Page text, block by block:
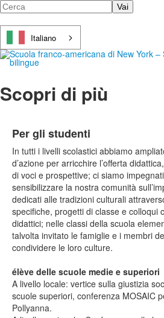
Cerca
Italiano
Scopri di più
Per gli studenti
In tutti i livelli scolastici abbiamo
d’azione per arricchire l’offerta
di voci e prospettive; ci siamo
sensibilizzare la nostra comunità
dedicati alle tradizioni culturali
specifiche, progetti di classe e colloqui
didattici; nelle classi della scuola
talvolta invitato le famiglie e i membri
condividere le loro culture.
élève delle scuole medie e superiori
A livello locale: vertice sulla giustizia
scuole superiori, conferenza MOSAIC
Pollyanna.